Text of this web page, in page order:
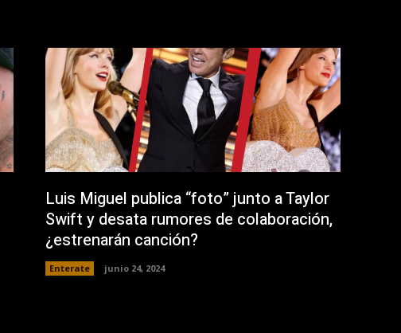
Luis Miguel publica “foto” junto a Taylor
Swift y desata rumores de colaboración,
¿estrenarán canción?
Enterate junio 24, 2024